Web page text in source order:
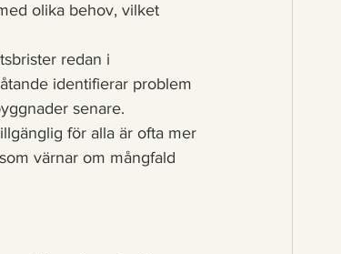
olika behov, vilket
redan i
identifierar problem
senare.
för alla är ofta mer
värnar om mångfald